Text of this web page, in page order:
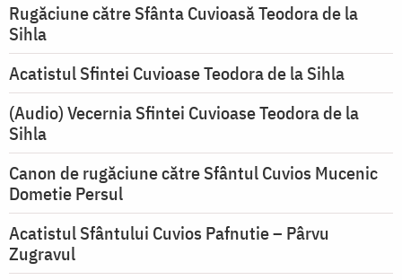
Rugăciune către Sfânta Cuvioasă Teodora de la
Sihla
Acatistul Sfintei Cuvioase Teodora de la Sihla
(Audio) Vecernia Sfintei Cuvioase Teodora de la
Sihla
Canon de rugăciune către Sfântul Cuvios Mucenic
Dometie Persul
Acatistul Sfântului Cuvios Pafnutie – Pârvu
Zugravul